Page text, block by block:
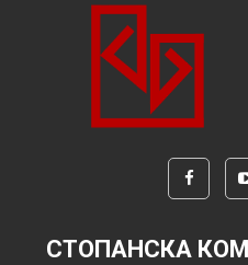
СТОПАНСКА